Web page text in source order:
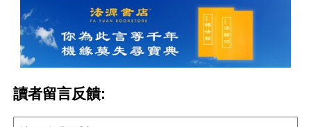
讀者留言反饋: